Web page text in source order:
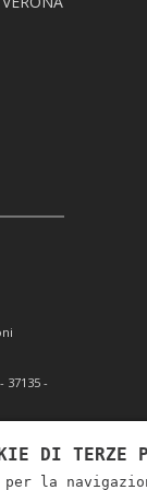
37135 -
VeronaDI TERZE
la